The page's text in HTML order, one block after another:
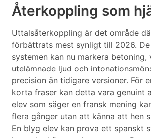
Återkoppling som
Uttalsåterkoppling är det område
förbättrats mest synligt till 2026.
systemen kan nu markera betoning,
utelämnade ljud och
precision än tidigare versioner. För
korta fraser kan detta vara genuint
elev som säger en fransk mening
flera gånger utan att känna att hen
En blyg elev kan prova ett spanskt